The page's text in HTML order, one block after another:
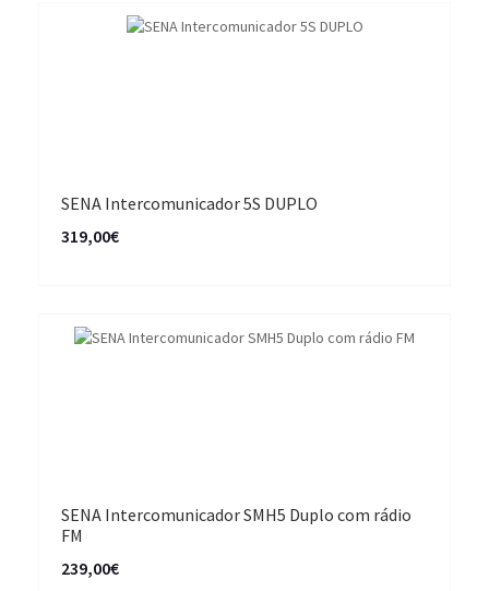
SENA Intercomunicador 5S DUPLO
319,00€
SENA Intercomunicador SMH5 Duplo com rádio
FM
239,00€